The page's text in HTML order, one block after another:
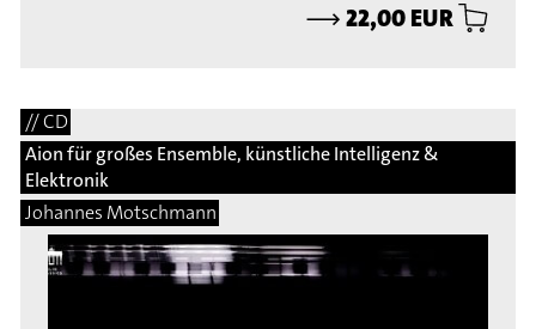
⟶22,00 EUR
// CD
Aion für großes Ensemble, künstliche Intelligenz &
Elektronik
Johannes Motschmann